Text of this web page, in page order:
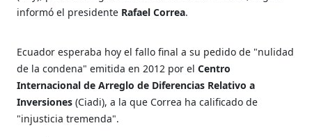
informó el presidente Rafael Correa.
Ecuador esperaba hoy el fallo final a su pedido de "nulidad
de la condena" emitida en 2012 por el Centro
Internacional de Arreglo de Diferencias Relativo a
Inversiones(Ciadi), a la que Correa ha calificado de
"injusticia tremenda".